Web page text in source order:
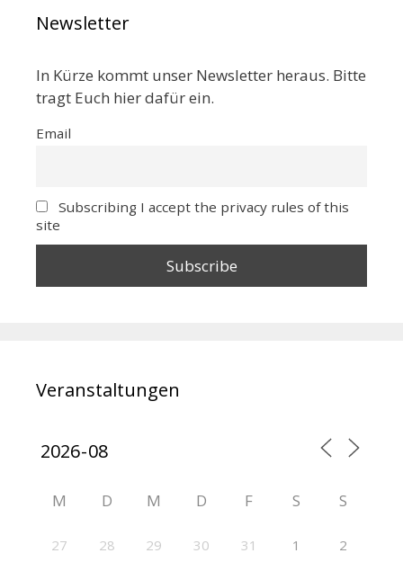
Newsletter
In Kürze kommt unser Newsletter heraus. Bitte
tragt Euch hier dafür ein.
Email
Subscribing I accept the privacy rules of this
site
Veranstaltungen
M D M D F S S
27 28 29 30 31 1 2